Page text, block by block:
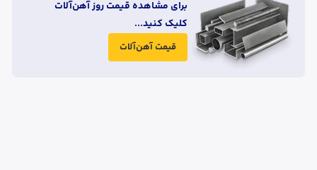
برای مشاهده قیمت روز آهن‌آلات
کلیک کنید...
قیمت آهن‌آلات